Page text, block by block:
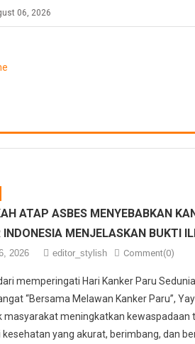
06, 2026
ATAP ASBES MENYEBABKAN
INDONESIA MENJELASKAN BUKTI
2026 editor_stylish Comment(0)
memperingati Hari Kanker Paru
“Bersama Melawan Kanker Paru”,
masyarakat meningkatkan kewaspadaan
yang akurat, berimbang, dan